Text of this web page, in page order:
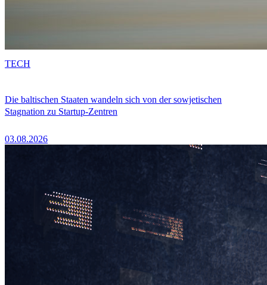
Die baltischen Staaten wandeln sich von der sowjetischen
Stagnation zu Startup-Zentren
03.08.2026
TECH